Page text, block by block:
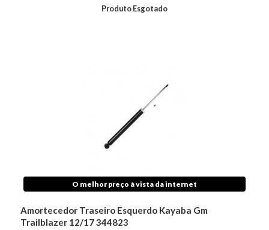
Produto Esgotado
O melhor preço à vista da internet
Amortecedor Traseiro Esquerdo Kayaba Gm
Trailblazer 12/17 344823